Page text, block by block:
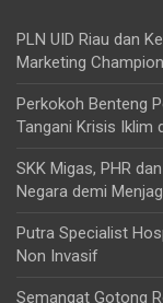
PLN UID Riau dan
Marketing
Perkokoh Benteng
Tangani Krisis Iklim
SKK Migas, PHR
Negara demi
Putra Specialist
Non Invasif
Semangat Gotong